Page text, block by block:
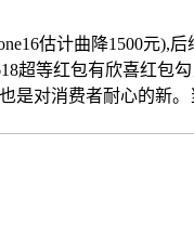
估计曲降1500元),后
超等红包有欣喜红包
是对消费者耐心的新